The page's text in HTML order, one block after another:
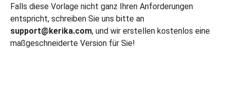
Falls diese Vorlage nicht ganz Ihren Anforderungen
entspricht, schreiben Sie uns bitte an
support@kerika.com, und wir erstellen kostenlos eine
maßgeschneiderte Version für Sie!